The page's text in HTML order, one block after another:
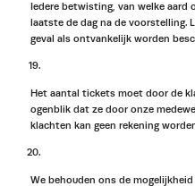
Iedere betwisting, van welke aard
laatste de dag na de voorstelling.
geval als ontvankelijk worden
Het aantal tickets moet door de
ogenblik dat ze door onze
klachten kan geen rekening
We behouden ons de